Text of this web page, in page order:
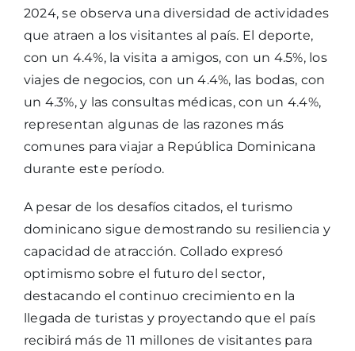
2024, se observa una diversidad de actividades
que atraen a los visitantes al país. El deporte,
con un 4.4%, la visita a amigos, con un 4.5%, los
viajes de negocios, con un 4.4%, las bodas, con
un 4.3%, y las consultas médicas, con un 4.4%,
representan algunas de las razones más
comunes para viajar a República Dominicana
durante este período.
A pesar de los desafíos citados, el turismo
dominicano sigue demostrando su resiliencia y
capacidad de atracción. Collado expresó
optimismo sobre el futuro del sector,
destacando el continuo crecimiento en la
llegada de turistas y proyectando que el país
recibirá más de 11 millones de visitantes para